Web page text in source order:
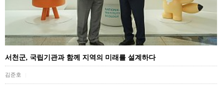
서천군, 국립기관과 함께 지역의 미래를 설계하다
김준호